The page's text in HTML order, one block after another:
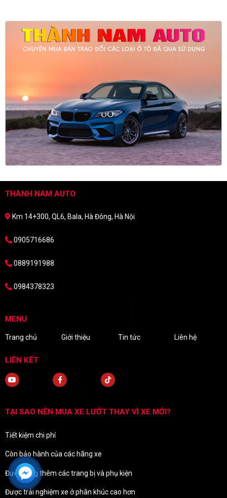
THÀNH NAM AUTO
Km 14+300, QL6, Bala, Hà Đông, Hà Nội
0905716686
0889191988
0984378323
MENU
Trang chủ Giới thiệu Tin tức Liên hệ
LIÊN KẾT
TẠI SAO NÊN MUA XE LƯỚT THAY VÌ XE MỚI?
Tiết kiệm chi phí
Còn bảo hành của các hãng xe
Được tặng thêm các trang bị và phụ kiện
Được trải nghiệm xe ở phân khúc cao hơn